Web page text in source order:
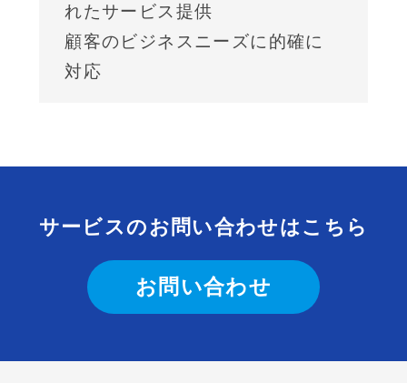
れたサービス提供
顧客のビジネスニーズに的確に
対応
サービスのお問い合わせはこちら
お問い合わせ